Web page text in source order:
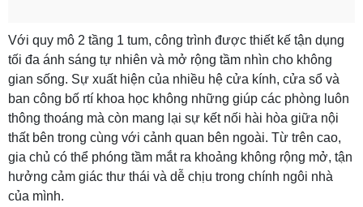
Với quy mô 2 tầng 1 tum, công trình được thiết kế tận dụng
tối đa ánh sáng tự nhiên và mở rộng tầm nhìn cho không
gian sống. Sự xuất hiện của nhiều hệ cửa kính, cửa sổ và
ban công bố rtí khoa học không những giúp các phòng luôn
thông thoáng mà còn mang lại sự kết nối hài hòa giữa nội
thất bên trong cùng với cảnh quan bên ngoài. Từ trên cao,
gia chủ có thể phóng tầm mắt ra khoảng không rộng mở, tận
hưởng cảm giác thư thái và dễ chịu trong chính ngôi nhà
của mình.